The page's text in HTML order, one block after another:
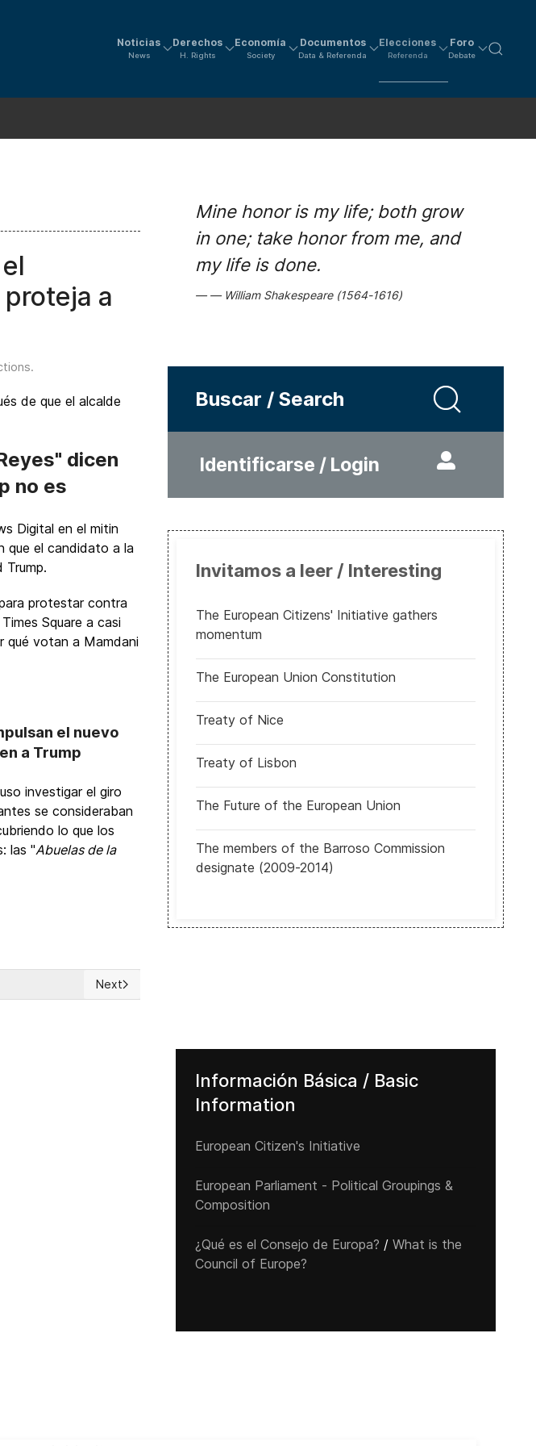
Noticias
News
Derechos
H. Rights
Economía
Society
Documentos
Data & Referenda
Elecciones
Referenda
Foro
Debate
a
.
de que el alcalde
dicen
no es
Digital en el mitin
que el candidato a la
Trump.
protestar contra
Square a casi
qué votan a Mamdani
el nuevo
a Trump
investigar el giro
se consideraban
lo que los
las "Abuelas de la
Next article: Honduras: Participación electoral de residentes en exterior
Next
Mine honor is my life; both grow
in one; take honor from me, and
my life is done.
William Shakespeare (1564-1616)
Buscar / Search
Identificarse / Login
Invitamos a leer / Interesting
The European Citizens' Initiative gathers
momentum
The European Union Constitution
Treaty of Nice
Treaty of Lisbon
The Future of the European Union
The members of the Barroso Commission
designate (2009-2014)
Información Básica / Basic
Information
European Citizen's Initiative
European Parliament - Political Groupings &
Composition
¿Qué es el Consejo de Europa? / What is the
Council of Europe?